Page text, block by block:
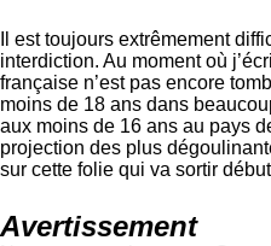
Il est toujours extrêmement
interdiction. Au moment où
française n’est pas encore
moins de 18 ans dans
aux moins de 16 ans au pays
projection des plus
sur cette folie qui va sortir
Avertissement